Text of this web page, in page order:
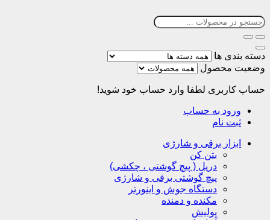
دسته بندی ها
وضعیت محصول
حساب کاربری لطفا وارد حساب خود شوید!
ورود به حساب
ثبت نام
ابزار برقی و شارژی
بتن کن
دریل ( پیچ گوشتی ، چکشی)
پیچ گوشتی برقی و شارژی
دستگاه جوش و اینورتر
مکنده و دمنده
پولیش